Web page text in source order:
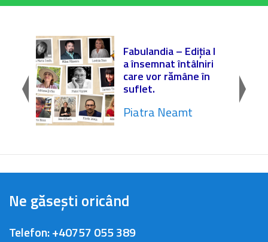
Fabulandia – Ediția I
a însemnat întâlniri
care vor rămâne în
suflet.
Piatra Neamt
Ne găsești oricând
Telefon:+40757 055 389